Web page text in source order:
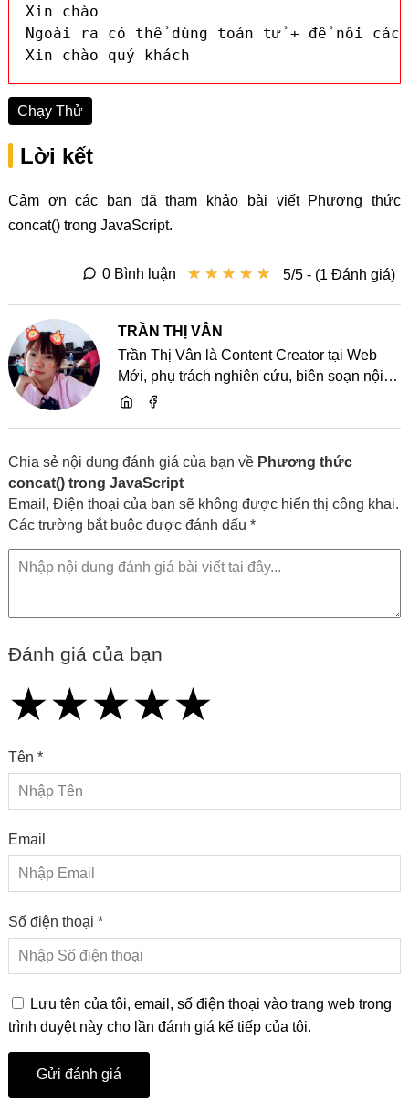
Xin chào
Ngoài ra có thể dùng toán tử + để nối
Xin chào quý khách
Chạy Thử
Lời kết
Cảm ơn các bạn đã tham khảo bài viết Phương thức
concat() trong JavaScript.
★ ★ ★ ★ ★
★ ★ ★ ★ ★ 5/5 - (1 Đánh giá)
0 Bình luận
TRẦN THỊ VÂN
Trần Thị Vân là Content Creator tại Web
Mới, phụ trách nghiên cứu, biên soạn nội
dung và chia sẻ kiến thức về website, SEO,
Chia sẻ nội dung đánh giá của bạn về Phương thức
concat() trong JavaScript
Email, Điện thoại của bạn sẽ không được hiển thị công khai.
Các trường bắt buộc được đánh dấu *
Đánh giá của bạn
★
★★
★★★
★★★★
★★★★★
Tên *
Email
Số điện thoại *
Lưu tên của tôi, email, số điện thoại vào trang web trong
trình duyệt này cho lần đánh giá kế tiếp của tôi.